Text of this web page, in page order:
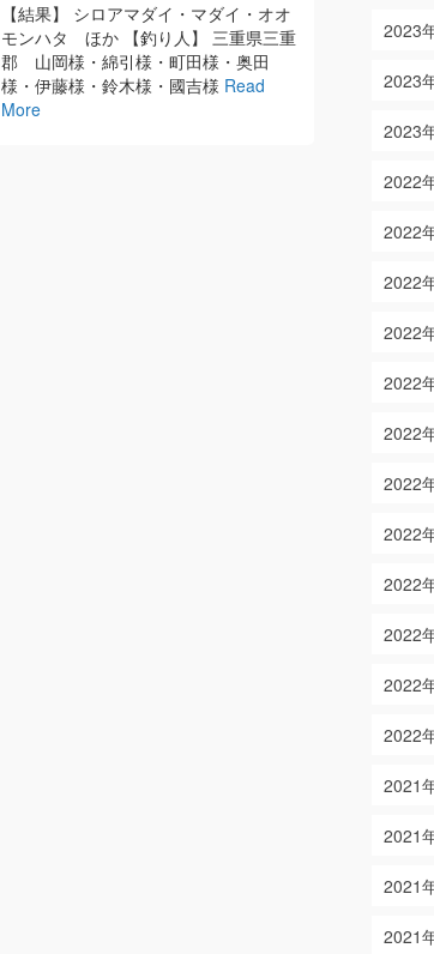
【結果】 シロアマダイ・マダイ・オオ
モンハタ ほか 【釣り人】 三重県三重
郡 山岡様・綿引様・町田様・奥田
様・伊藤様・鈴木様・國吉様 Read
More
り人】 山
2023
2023
2023
2022
2022
2022
2022
2022
2022
2022
2022
2022
2022
2022
2022
2021
2021
2021
2021